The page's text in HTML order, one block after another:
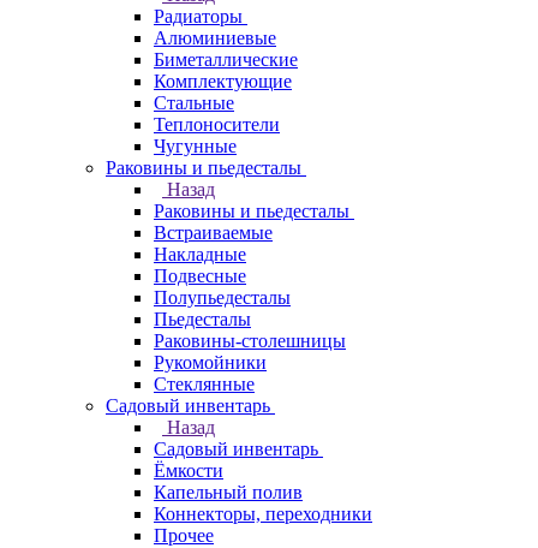
Радиаторы
Алюминиевые
Биметаллические
Комплектующие
Стальные
Теплоносители
Чугунные
Раковины и пьедесталы
Назад
Раковины и пьедесталы
Встраиваемые
Накладные
Подвесные
Полупьедесталы
Пьедесталы
Раковины-столешницы
Рукомойники
Стеклянные
Садовый инвентарь
Назад
Садовый инвентарь
Ёмкости
Капельный полив
Коннекторы, переходники
Прочее